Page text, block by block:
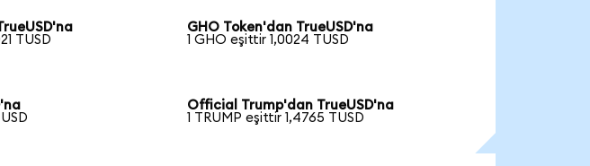
TUSD
GHO Token'dan TrueUSD'na
1 GHO eşittir 1,0024 TUSD
Official Trump'dan TrueUSD'na
1 TRUMP eşittir 1,4765 TUSD